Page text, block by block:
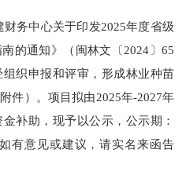
财务中心关于印发2025年度省级
的通知》（闽林文〔2024〕65
织申报和评审，形成林业种苗
件） 。项目拟由2025年-2027年
金补助 ， 现予以公示 ， 公示期：
有意见或建议，请实名来函告